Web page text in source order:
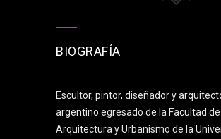
BIOGRAFÍA
Escultor, pintor, diseñador y
argentino egresado de la Facultad de
Arquitectura y Urbanismo de la